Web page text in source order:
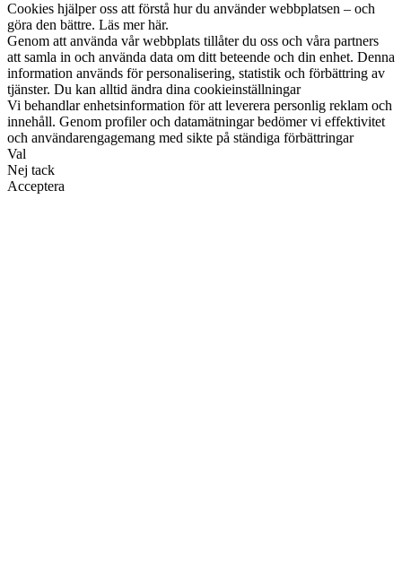
Cookies hjälper oss att förstå hur du använder webbplatsen – och
göra den bättre. Läs mer här.
Genom att använda vår webbplats tillåter du oss och våra partners
att samla in och använda data om ditt beteende och din enhet. Denna
information används för personalisering, statistik och förbättring av
tjänster. Du kan alltid ändra dina cookieinställningar
Vi behandlar enhetsinformation för att leverera personlig reklam och
innehåll. Genom profiler och datamätningar bedömer vi effektivitet
och användarengagemang med sikte på ständiga förbättringar
Val
Nej tack
Acceptera